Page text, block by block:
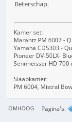
Beterschap.
Kamer set:
Marantz PM 6007 -
Yamaha CDS303 -
Pioneer DV-50LX-
Sennheisser HD 700
Slaapkamer:
PM 6004, Mistral
OMHOOG Pagina's